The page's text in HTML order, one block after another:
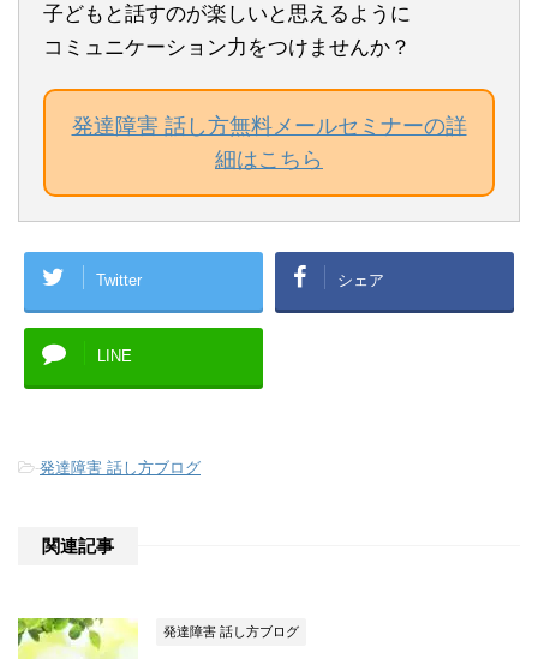
子どもと話すのが楽しいと思えるように
コミュニケーション力をつけませんか？
発達障害 話し方無料メールセミナーの詳
細はこちら
Twitter シェア
LINE
-発達障害 話し方ブログ
関連記事
発達障害 話し方ブログ